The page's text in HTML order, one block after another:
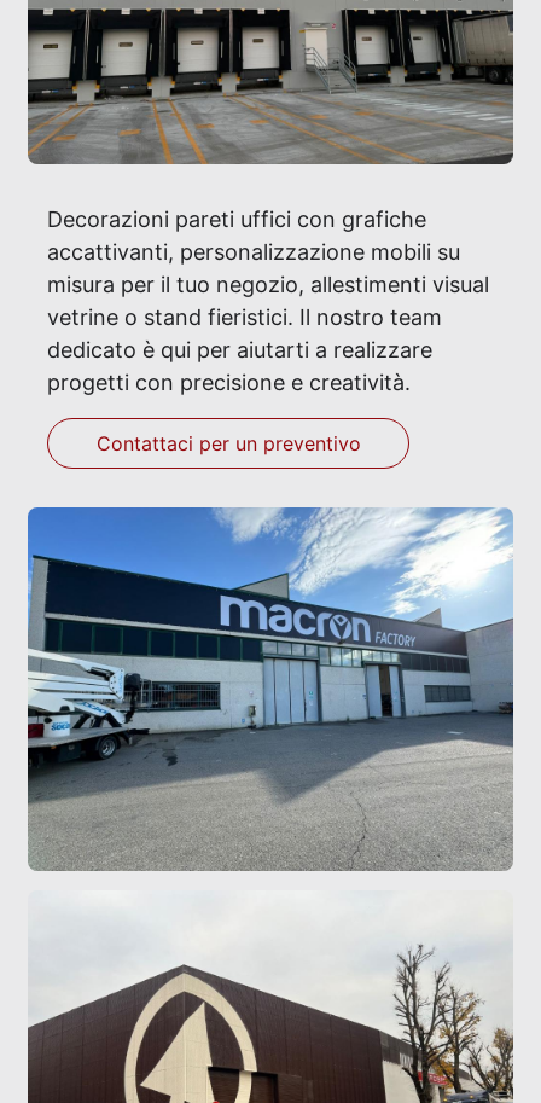
Decorazioni pareti uffici con grafiche
accattivanti, personalizzazione mobili su
misura per il tuo negozio, allestimenti visual
vetrine o stand fieristici. Il nostro team
dedicato è qui per aiutarti a realizzare
progetti con precisione e creatività.
Contattaci per un preventivo